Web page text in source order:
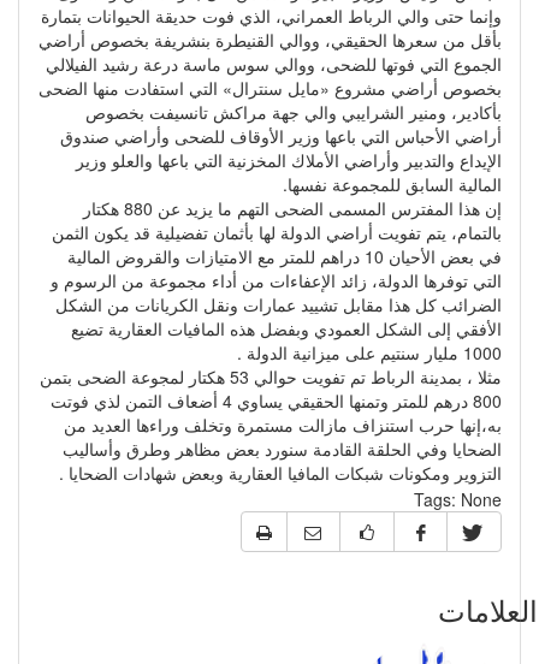
وإنما حتى والي الرباط العمراني، الذي فوت حديقة الحيوانات بتمارة
بأقل من سعرها الحقيقي، ووالي القنيطرة بنشريفة بخصوص أراضي
الجموع التي فوتها للضحى، ووالي سوس ماسة درعة رشيد الفيلالي
بخصوص أراضي مشروع «مايل سنترال» التي استفادت منها الضحى
بأكادير، ومنير الشرايبي والي جهة مراكش تانسيفت بخصوص
أراضي الأحباس التي باعها وزير الأوقاف للضحى وأراضي صندوق
الإيداع والتدبير وأراضي الأملاك المخزنية التي باعها والعلو وزير
المالية السابق للمجموعة نفسها.
إن هذا المفترس المسمى الضحى التهم ما يزيد عن 880 هكتار
بالتمام، يتم تفويت أراضي الدولة لها بأثمان تفضيلية قد يكون الثمن
في بعض الأحيان 10 دراهم للمتر مع الامتيازات والقروض المالية
التي توفرها الدولة، زائد الإعفاءات من أداء مجموعة من الرسوم و
الضرائب كل هذا مقابل تشييد عمارات ونقل الكريانات من الشكل
الأفقي إلى الشكل العمودي وبفضل هذه المافيات العقارية تضيع
1000 مليار سنتيم على ميزانية الدولة .
مثلا ، بمدينة الرباط تم تفويت حوالي 53 هكتار لمجوعة الضحى بتمن
800 درهم للمتر وتمنها الحقيقي يساوي 4 أضعاف التمن لذي فوتت
به،إنها حرب استنزاف مازالت مستمرة وتخلف وراءها العديد من
الضحايا وفي الحلقة القادمة سنورد بعض مظاهر وطرق وأساليب
التزوير ومكونات شبكات المافيا العقارية وبعض شهادات الضحايا .
Tags:None